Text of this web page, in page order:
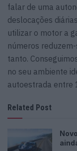
falar de uma
deslocações
utilizar o motor a
números
tanto.
no seu ambiente
autoestrada entre
Related Post